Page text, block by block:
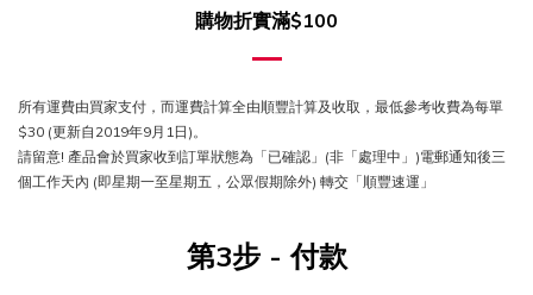
購物折實滿$100
所有運費由買家支付，而運費計算全由順豐計算及收取，最低參考收費為每單
$30 (更新自2019年9月1日)。
請留意! 產品會於買家收到訂單狀態為「已確認」(非「處理中」)電郵通知後三
個工作天內 (即星期一至星期五，公眾假期除外) 轉交「順豐速運」
第3步 - 付款